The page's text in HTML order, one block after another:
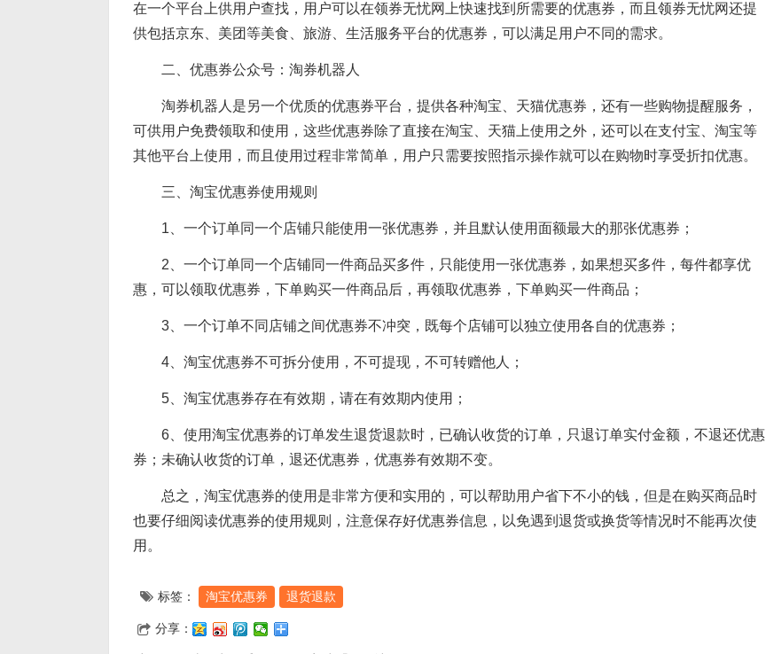
在一个平台上供用户查找，用户可以在领券无忧网上快速找到所需要的优惠券，而且领券无忧网还提
供包括京东、美团等美食、旅游、生活服务平台的优惠券，可以满足用户不同的需求。
二、优惠券公众号：淘券机器人
淘券机器人是另一个优质的优惠券平台，提供各种淘宝、天猫优惠券，还有一些购物提醒服务，
可供用户免费领取和使用，这些优惠券除了直接在淘宝、天猫上使用之外，还可以在支付宝、淘宝等
其他平台上使用，而且使用过程非常简单，用户只需要按照指示操作就可以在购物时享受折扣优惠。
三、淘宝优惠券使用规则
1、一个订单同一个店铺只能使用一张优惠券，并且默认使用面额最大的那张优惠券；
2、一个订单同一个店铺同一件商品买多件，只能使用一张优惠券，如果想买多件，每件都享优
惠，可以领取优惠券，下单购买一件商品后，再领取优惠券，下单购买一件商品；
3、一个订单不同店铺之间优惠券不冲突，既每个店铺可以独立使用各自的优惠券；
4、淘宝优惠券不可拆分使用，不可提现，不可转赠他人；
5、淘宝优惠券存在有效期，请在有效期内使用；
6、使用淘宝优惠券的订单发生退货退款时，已确认收货的订单，只退订单实付金额，不退还优惠
券；未确认收货的订单，退还优惠券，优惠券有效期不变。
总之，淘宝优惠券的使用是非常方便和实用的，可以帮助用户省下不小的钱，但是在购买商品时
也要仔细阅读优惠券的使用规则，注意保存好优惠券信息，以免遇到退货或换货等情况时不能再次使
用。
标签： 淘宝优惠券 退货退款
分享：